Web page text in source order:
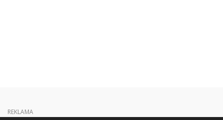
REKLAMA